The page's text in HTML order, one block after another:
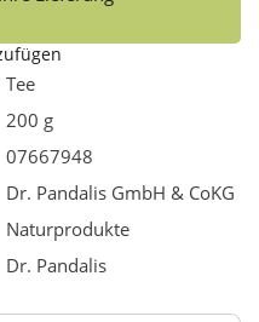
Tee
200 g
07667948
Dr. Pandalis GmbH & CoKG
Naturprodukte
Dr. Pandalis